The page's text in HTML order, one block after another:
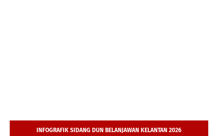
INFOGRAFIK SIDANG DUN BELANJAWAN KELANTAN 2026